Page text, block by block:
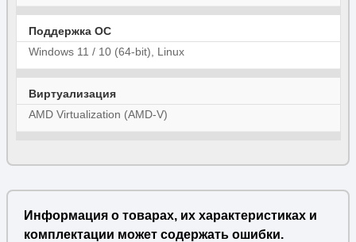
Поддержка ОС
Windows 11 / 10 (64-bit), Linux
Виртуализация
AMD Virtualization (AMD-V)
Информация о товарах, их характеристиках и
комплектации может содержать ошибки.